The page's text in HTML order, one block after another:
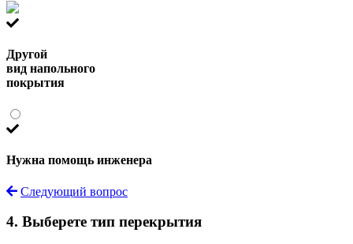
Другой
вид напольного
покрытия
Нужна помощь инженера
Следующий вопрос
4. Выберете тип перекрытия